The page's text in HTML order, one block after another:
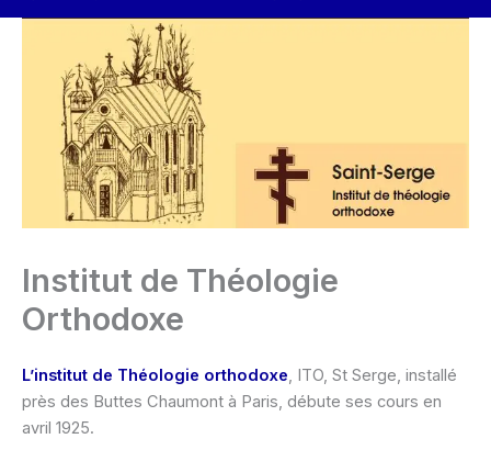
Institut de Théologie
Orthodoxe
L’institut de Théologie orthodoxe , ITO, St Serge, installé
près des Buttes Chaumont à Paris, débute ses cours en
avril 1925.